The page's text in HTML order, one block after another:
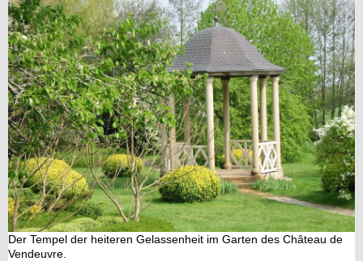
Der Tempel der heiteren Gelassenheit im Garten des Château de
Vendeuvre.